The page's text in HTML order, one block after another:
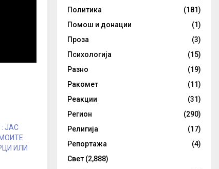
ЈАС
ИЛИ
Политика
(181)
Помош и донации
(1)
Проза
(3)
Психологија
(15)
Разно
(19)
Ракомет
(11)
Реакции
(31)
Регион
(290)
Религија
(17)
Репортажа
(4)
Свет (2,888)